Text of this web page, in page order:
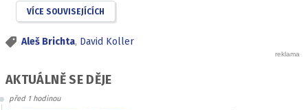
VÍCE SOUVISEJÍCÍCH
Aleš Brichta, David Koller
AKTUÁLNĚ SE DĚJE
před 1 hodinou